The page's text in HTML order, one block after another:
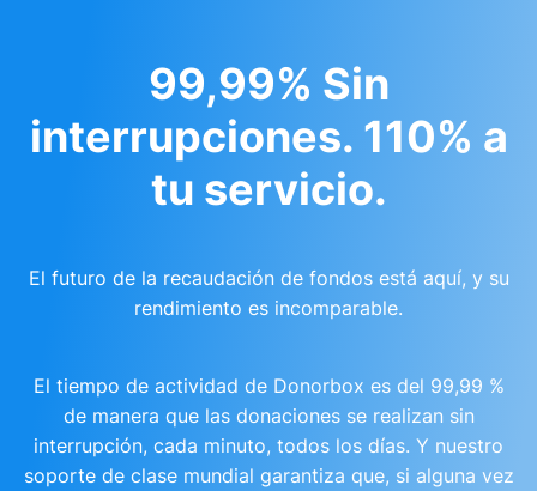
99,99% Sin
interrupciones. 110% a
tu servicio.
El futuro de la recaudación de fondos está aquí, y su
rendimiento es incomparable.
El tiempo de actividad de Donorbox es del 99,99 %
de manera que las donaciones se realizan sin
interrupción, cada minuto, todos los días. Y nuestro
soporte de clase mundial garantiza que, si alguna vez